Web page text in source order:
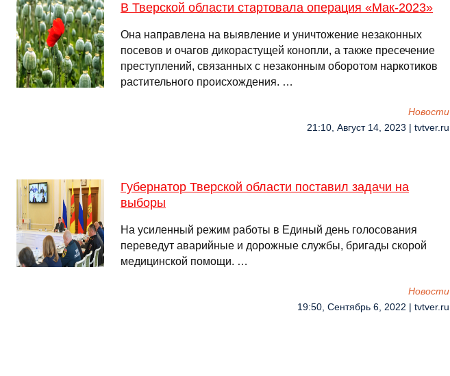
В Тверской области стартовала операция «Мак-2023»
Она направлена на выявление и уничтожение незаконных
посевов и очагов дикорастущей конопли, а также пресечение
преступлений, связанных с незаконным оборотом наркотиков
растительного происхождения. …
Новости
21:10, Август 14, 2023 | tvtver.ru
Губернатор Тверской области поставил задачи на
выборы
На усиленный режим работы в Единый день голосования
переведут аварийные и дорожные службы, бригады скорой
медицинской помощи. …
Новости
19:50, Сентябрь 6, 2022 | tvtver.ru